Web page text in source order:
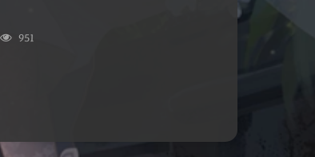
951